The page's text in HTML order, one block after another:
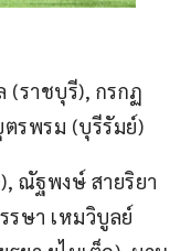
(ราชบุรี), กรกฏ
รพรม (บุรีรัมย์)
ณัฐพงษ์ สายริยา
ษา เหมวิบูลย์